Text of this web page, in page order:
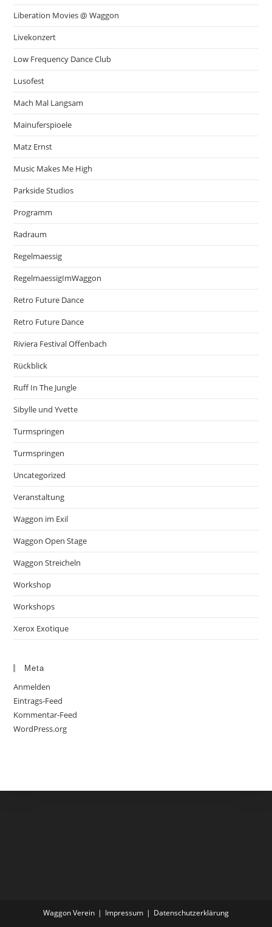
Liberation Movies @ Waggon
Livekonzert
Low Frequency Dance Club
Lusofest
Mach Mal Langsam
Mainuferspioele
Matz Ernst
Music Makes Me High
Parkside Studios
Programm
Radraum
Regelmaessig
RegelmaessigImWaggon
Retro Future Dance
Retro Future Dance
Riviera Festival Offenbach
Rückblick
Ruff In The Jungle
Sibylle und Yvette
Turmspringen
Turmspringen
Uncategorized
Veranstaltung
Waggon im Exil
Waggon Open Stage
Waggon Streicheln
Workshop
Workshops
Xerox Exotique
Meta
Anmelden
Eintrags-Feed
Kommentar-Feed
WordPress.org
Waggon Verein Impressum Datenschutzerklärung